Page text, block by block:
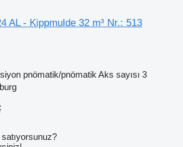
AL - Kippmulde 32 m³ Nr.: 513
pnömatik/pnömatik Aks sayısı 3